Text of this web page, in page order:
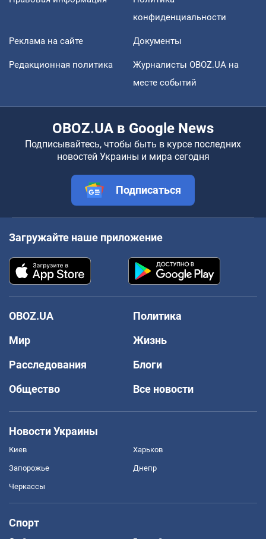
конфиденциальности
Реклама на сайте Документы
Редакционная политика
Журналисты OBOZ.UA на
месте событий
OBOZ.UA в Google News
Подписывайтесь, чтобы быть в курсе последних
новостей Украины и мира сегодня
Подписаться
Загружайте наше приложение
OBOZ.UA
Политика
Мир
Жизнь
Расследования
Блоги
Общество
Все новости
Новости Украины
Киев Харьков
Запорожье Днепр
Черкассы
Спорт